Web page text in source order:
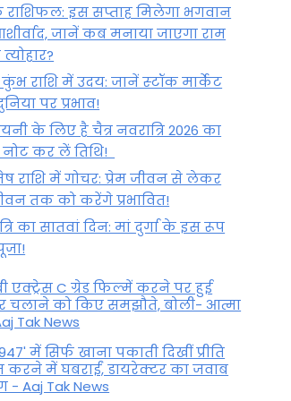
राशिफल: इस सप्ताह मिलेगा भगवान
जानें कब मनाया जाएगा राम
राशि में उदय: जानें स्‍टॉक मार्केट
पर प्रभाव!
के लिए है चैत्र नवरात्रि 2026 का
नोट कर लें तिथि!
राशि में गोचर: प्रेम जीवन से लेकर
तक को करेंगे प्रभावित!
का सातवां दिन: मां दुर्गा के इस रूप
एक्ट्रेस C ग्रेड फिल्में करने पर हुई
चलाने को किए समझौते, बोली- आत्मा
Tak News
में सिर्फ खाना पकाती दिखीं प्रीति
करने में घबराईं, डायरेक्टर का जवाब
- Aaj Tak News